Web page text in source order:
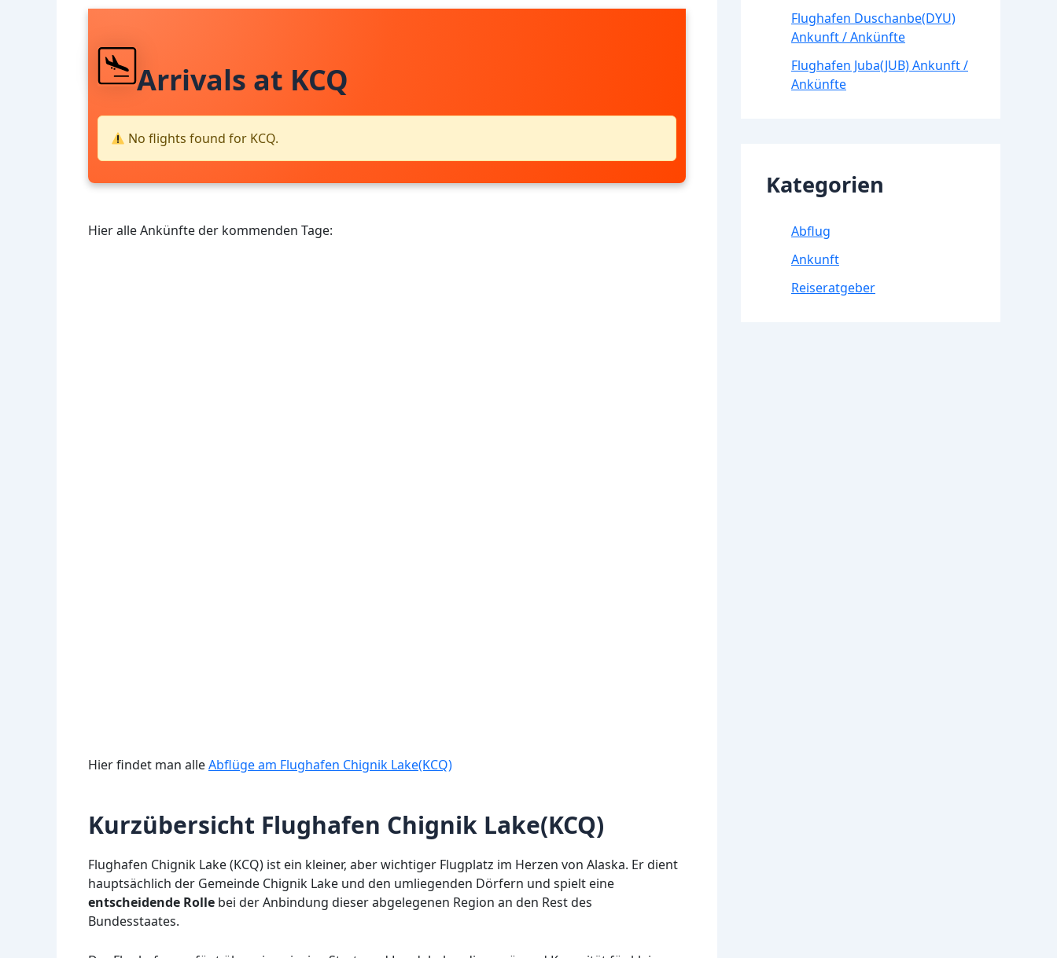
Arrivals at KCQ
No flights found for KCQ.
Hier alle Ankünfte der kommenden Tage:
Hier findet man alleAbflüge am Flughafen Chignik Lake(KCQ)
Kurzübersicht Flughafen Chignik Lake(KCQ)
Flughafen Chignik Lake (KCQ) ist ein kleiner, aber wichtiger Flugplatz im Herzen von Alaska. Er dient
hauptsächlich der Gemeinde Chignik Lake und den umliegenden Dörfern und spielt eine
entscheidende Rolle bei der Anbindung dieser abgelegenen Region an den Rest des
Bundesstaates.
Flughafen Duschanbe(DYU)
Ankunft / Ankünfte
Flughafen Juba(JUB) Ankunft /
Ankünfte
Kategorien
Abflug
Ankunft
Reiseratgeber